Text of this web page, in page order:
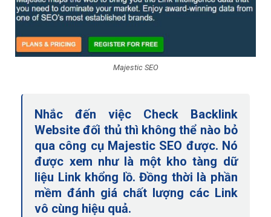
Majestic SEO
Nhắc đến việc Check Backlink
Website đối thủ thì không thể nào bỏ
qua công cụ Majestic SEO được. Nó
được xem như là một kho tàng dữ
liệu Link khổng lồ. Đồng thời là phần
mềm đánh giá chất lượng các Link
vô cùng hiệu quả.